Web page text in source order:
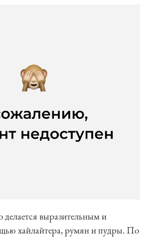
выразительным и
хайлайтера, румян и пудры. По